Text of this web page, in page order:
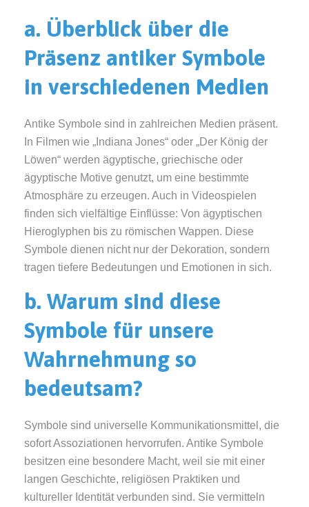
a. Überblick über die
Präsenz antiker Symbole
in verschiedenen Medien
Antike Symbole sind in zahlreichen Medien präsent.
In Filmen wie „Indiana Jones“ oder „Der König der
Löwen“ werden ägyptische, griechische oder
ägyptische Motive genutzt, um eine bestimmte
Atmosphäre zu erzeugen. Auch in Videospielen
finden sich vielfältige Einflüsse: Von ägyptischen
Hieroglyphen bis zu römischen Wappen. Diese
Symbole dienen nicht nur der Dekoration, sondern
tragen tiefere Bedeutungen und Emotionen in sich.
b. Warum sind diese
Symbole für unsere
Wahrnehmung so
bedeutsam?
Symbole sind universelle Kommunikationsmittel, die
sofort Assoziationen hervorrufen. Antike Symbole
besitzen eine besondere Macht, weil sie mit einer
langen Geschichte, religiösen Praktiken und
kultureller Identität verbunden sind. Sie vermitteln